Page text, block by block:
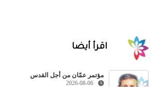
اقرأ أيضا
مؤتمر عمّان من أجل القدس
2026-08-06